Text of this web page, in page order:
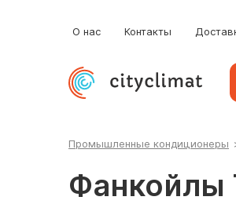
О нас Контакты
Промышленные кондиционеры
Фанкойлы